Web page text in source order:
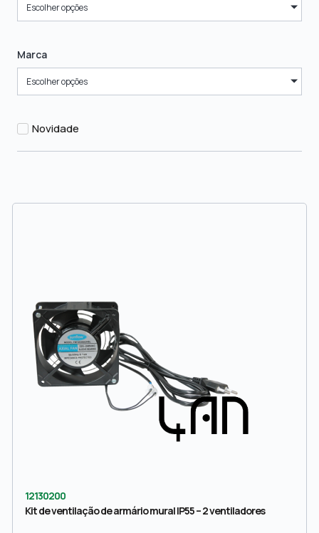
Escolher opções
Marca
Escolher opções
Novidade
12130200
Kit de ventilação de armário mural IP55 – 2 ventiladores